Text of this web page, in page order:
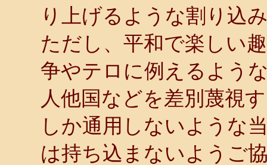
り上げるような割り込
ただし、平和で楽しい
争やテロに例えるよう
人他国などを差別蔑視
しか通用しないような
は持ち込まないようご